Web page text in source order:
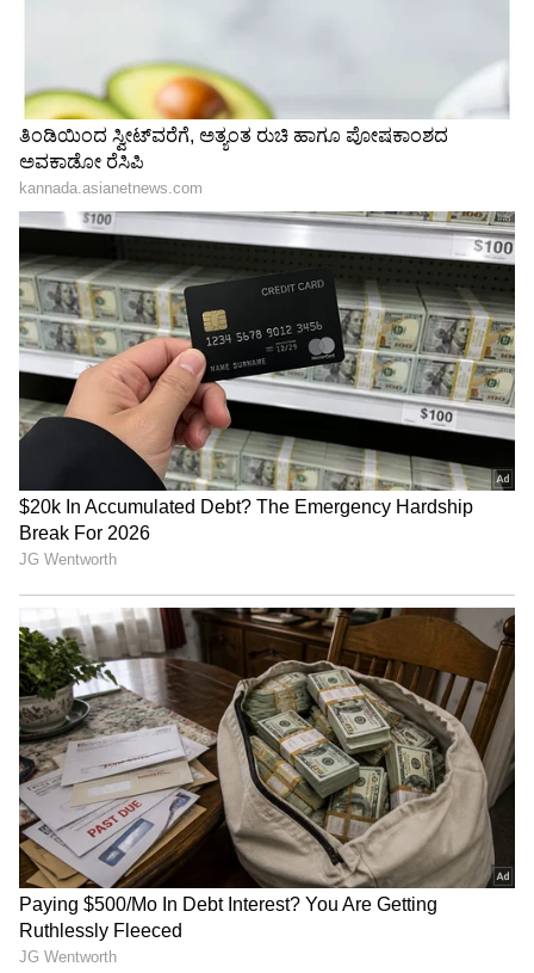
ಜೀವನ ದುಸ್ತರವಾಗಿದೆ.
"ಕಳೆದ 10 ವರ್ಷಗಳಿಗೂ ಹೆಚ್ಚು ಕಾಲದಿಂದ ಈ ರಸ್ತೆಯನ್ನು
ಸಂಪರ್ಕ ರಸ್ತೆಯಾಗಿ ಬಳಸಲಾಗುತ್ತಿದೆ. ಆದರೆ ವಾಹನ
ಸವಾರರಿಗೆ ಇದು ಇಂದಿಗೂ ಅತ್ಯಂತ ಅಪಾಯಕಾರಿಯಾಗಿದೆ.
ಇಲ್ಲಿ ಅನೇಕರು ಬಿದ್ದು ಗಾಯಗೊಂಡಿರುವ ನಿದರ್ಶನಗಳಿವೆ.
ಕಾನೂನು ಪ್ರಕ್ರಿಯೆಗಳು ಮುಗಿಯುವ ತನಕವಾದರೂ
ರಸ್ತೆಯನ್ನು ಕನಿಷ್ಠ ಸಂಚಾರ ಯೋಗ್ಯ ಮತ್ತು ಸುರಕ್ಷಿತವನ್ನಾಗಿ
ಮಾಡಿಕೊಡಿ ಎನ್ನುವುದು ನಮ್ಮ ವಿನಂತಿಯಾಗಿದೆ" ಎಂದು
ಶ್ರೀರಾಮ್ ಸಮೀಕ್ಷಾ ಅಪಾರ್ಟ್‌ಮೆಂಟ್ ಮಾಲೀಕರ ಸಂಘದ
ಕಾರ್ಯದರ್ಶಿ ನಟೇಶ್ ಮುತ್ತಣ್ಣ ಒತ್ತಾಯಿಸಿದ್ದಾರೆ.
ಅಧಿಕಾರಿಗಳು ಹೇಳುವುದೇನು?
ಈ ಕುರಿತು ಪ್ರತಿಕ್ರಿಯಿಸಿರುವ ಬೆಂಗಳೂರು ಉತ್ತರ ನಗರ